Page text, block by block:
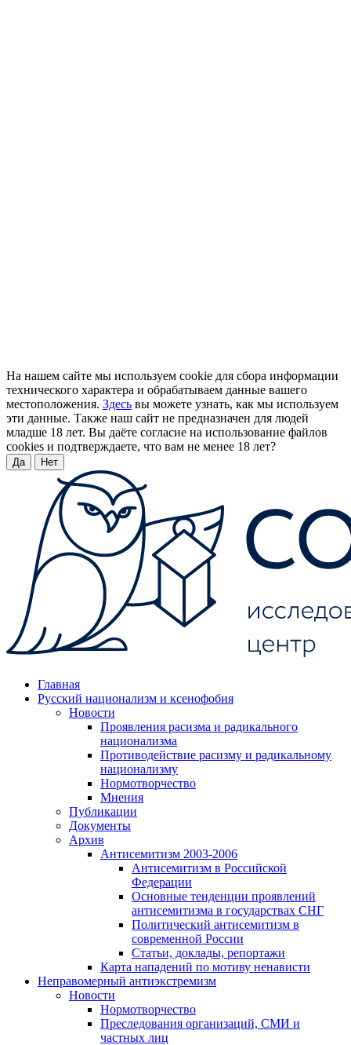
На нашем сайте мы используем cookie для сбора информации
технического характера и обрабатываем данные вашего
местоположения. Здесь вы можете узнать, как мы используем
эти данные. Также наш сайт не предназначен для людей
младше 18 лет. Вы даёте согласие на использование файлов
cookies и подтверждаете, что вам не менее 18 лет?
Да Нет
Главная
Русский национализм и ксенофобия
Новости
Проявления расизма и радикального
национализма
Противодействие расизму и радикальному
национализму
Нормотворчество
Мнения
Публикации
Документы
Архив
Антисемитизм 2003-2006
Антисемитизм в Российской
Федерации
Основные тенденции проявлений
антисемитизма в государствах СНГ
Политический антисемитизм в
современной России
Статьи, доклады, репортажи
Карта нападений по мотиву ненависти
Неправомерный антиэкстремизм
Новости
Нормотворчество
Преследования организаций, СМИ и
частных лиц